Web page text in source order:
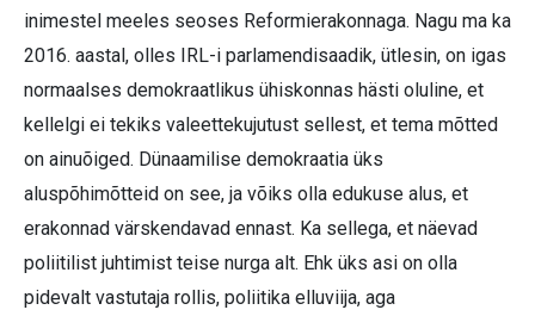
inimestel meeles seoses Reformierakonnaga. Nagu ma ka
2016. aastal, olles IRL-i parlamendisaadik, ütlesin, on igas
normaalses demokraatlikus ühiskonnas hästi oluline, et
kellelgi ei tekiks valeettekujutust sellest, et tema mõtted
on ainuõiged. Dünaamilise demokraatia üks
aluspõhimõtteid on see, ja võiks olla edukuse alus, et
erakonnad värskendavad ennast. Ka sellega, et näevad
poliitilist juhtimist teise nurga alt. Ehk üks asi on olla
pidevalt vastutaja rollis, poliitika elluviija, aga